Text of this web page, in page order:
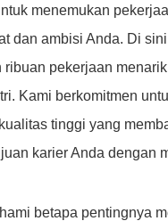
menemukan
dan ambisi Anda. Di
ribuan pekerjaan
Kami berkomitmen
tinggi yang
karier Anda dengan
betapa pentingnya